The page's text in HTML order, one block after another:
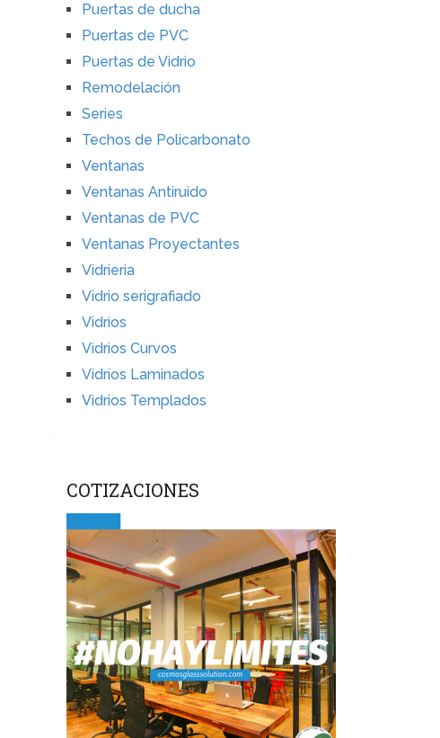
Puertas de ducha
Puertas de PVC
Puertas de Vidrio
Remodelación
Series
Techos de Policarbonato
Ventanas
Ventanas Antiruido
Ventanas de PVC
Ventanas Proyectantes
Vidrieria
Vidrio serigrafiado
Vidrios
Vidrios Curvos
Vidrios Laminados
Vidrios Templados
COTIZACIONES